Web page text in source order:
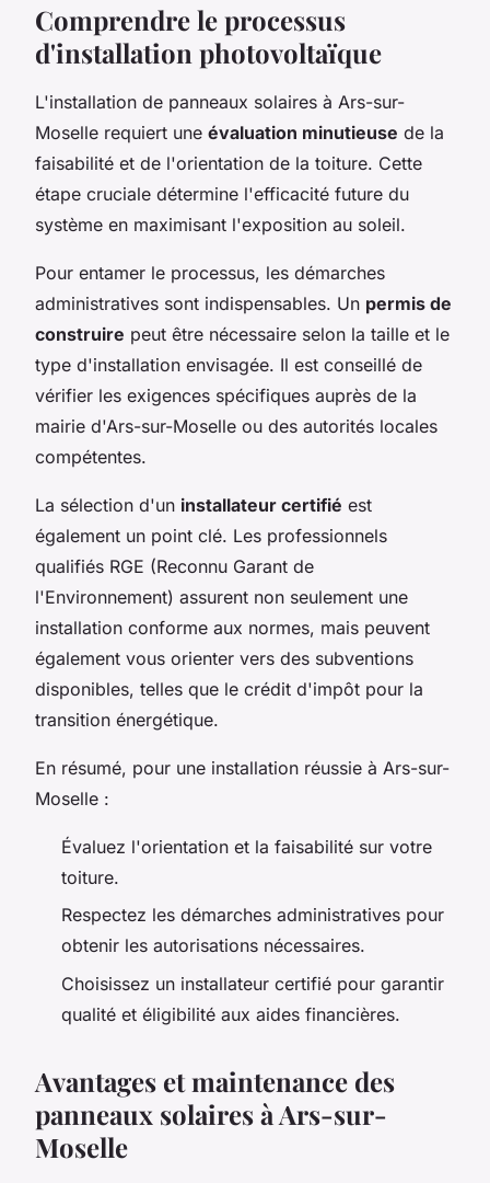
Comprendre le processus
d'installation photovoltaïque
L'installation de panneaux solaires à Ars-sur-
Moselle requiert une évaluation minutieuse de la
faisabilité et de l'orientation de la toiture. Cette
étape cruciale détermine l'efficacité future du
système en maximisant l'exposition au soleil.
Pour entamer le processus, les démarches
administratives sont indispensables. Un permis de
construire peut être nécessaire selon la taille et le
type d'installation envisagée. Il est conseillé de
vérifier les exigences spécifiques auprès de la
mairie d'Ars-sur-Moselle ou des autorités locales
compétentes.
La sélection d'un installateur certifié est
également un point clé. Les professionnels
qualifiés RGE (Reconnu Garant de
l'Environnement) assurent non seulement une
installation conforme aux normes, mais peuvent
également vous orienter vers des subventions
disponibles, telles que le crédit d'impôt pour la
transition énergétique.
En résumé, pour une installation réussie à Ars-sur-
Moselle :
Évaluez l'orientation et la faisabilité sur votre
toiture.
Respectez les démarches administratives pour
obtenir les autorisations nécessaires.
Choisissez un installateur certifié pour garantir
qualité et éligibilité aux aides financières.
Avantages et maintenance des
panneaux solaires à Ars-sur-
Moselle